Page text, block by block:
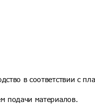
в соответствии с
подачи материалов.